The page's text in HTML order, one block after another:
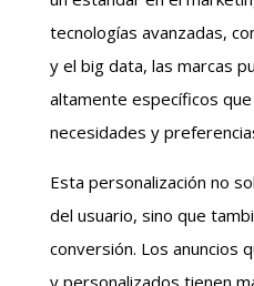
tecnologías avanzadas,
y el big data, las marcas
altamente específicos
necesidades y
Esta personalización no
del usuario, sino que
conversión. Los anuncios
y personalizados tienen